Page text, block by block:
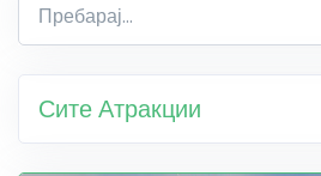
Сите Атракции